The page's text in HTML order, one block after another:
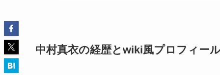
中村真衣の経歴とwiki風プロフィー